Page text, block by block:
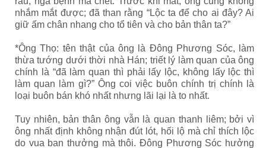
nhắm mắt được; đã than rằng “Lộc ta để cho ai đây? Ai
giữ ấm chân nhang cho tổ tiên và cho bản thân ta?”
*Ông Thọ: tên thật của ông là Đông Phương Sóc, làm
thừa tướng dưới thời nhà Hán; triết lý làm quan của ông
chính là “đã làm quan thì phải lấy lộc, không lấy lộc thì
làm quan làm gì?” Ông coi việc buôn chính trị chính là
loại buôn bán khó nhất nhưng lãi lại là to nhất.
Tuy nhiên, bản thân ông vẫn là quan thanh liêm; bởi vì
ông nhất định không nhận đút lót, hối lộ mà chỉ thích lộc
do vua ban thưởng mà thôi. Đông Phương Sóc hưởng